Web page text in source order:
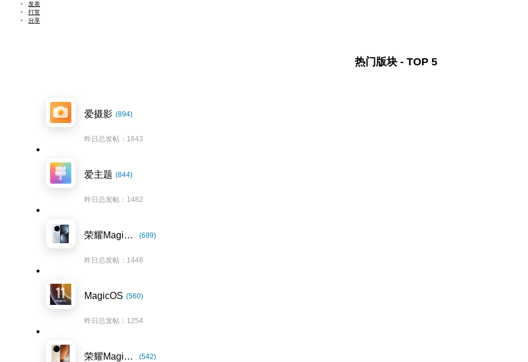
发表
打赏
分享
热门版块 - TOP 5
爱摄影 (894)
昨日总发帖：1643
爱主题 (844)
昨日总发帖：1482
荣耀Magic7系列 (689)
昨日总发帖：1448
MagicOS (560)
昨日总发帖：1254
荣耀Magic8系列 (542)